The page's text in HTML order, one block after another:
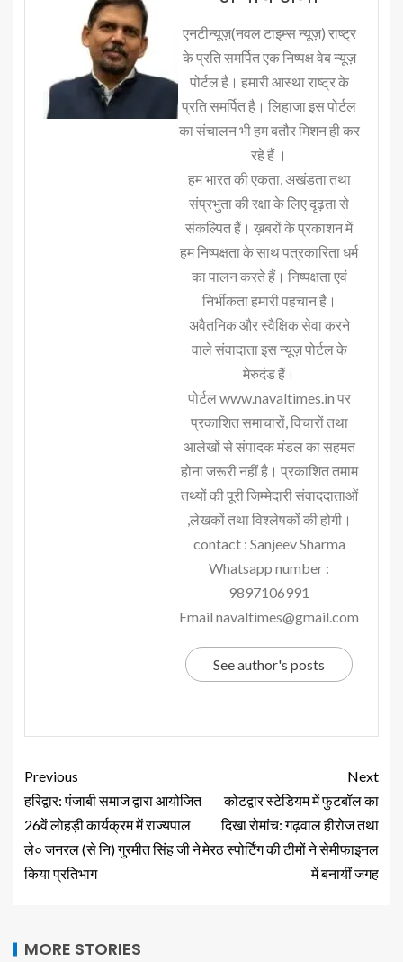
एनटीन्यूज़(नवल टाइम्स न्यूज़) राष्ट्र
के प्रति समर्पित एक निष्पक्ष वेब न्यूज़
पोर्टल है। हमारी आस्था राष्ट्र के
प्रति समर्पित है। लिहाजा इस पोर्टल
का संचालन भी हम बतौर मिशन ही कर
रहे हैं ।
हम भारत की एकता, अखंडता तथा
संप्रभुता की रक्षा के लिए दृढ़ता से
संकल्पित हैं। ख़बरों के प्रकाशन में
हम निष्पक्षता के साथ पत्रकारिता धर्म
का पालन करते हैं। निष्पक्षता एवं
निर्भीकता हमारी पहचान है।
अवैतनिक और स्वैक्षिक सेवा करने
वाले संवादाता इस न्यूज़ पोर्टल के
मेरुदंड हैं।
पोर्टल www.navaltimes.in पर
प्रकाशित समाचारों, विचारों तथा
आलेखों से संपादक मंडल का सहमत
होना जरूरी नहीं है। प्रकाशित तमाम
तथ्यों की पूरी जिम्मेदारी संवाददाताओं
,लेखकों तथा विश्लेषकों की होगी।
contact : Sanjeev Sharma
Whatsapp number :
9897106991
Email navaltimes@gmail.com
See author's posts
Previous
हरिद्वार: पंजाबी समाज द्वारा आयोजित
26वें लोहड़ी कार्यक्रम में राज्यपाल
ले० जनरल (से नि) गुरमीत सिंह जी ने
किया प्रतिभाग
Next
कोटद्वार स्टेडियम में फुटबॉल का
दिखा रोमांच: गढ़वाल हीरोज तथा
मेरठ स्पोर्टिंग की टीमों ने सेमीफाइनल
में बनायीं जगह
MORE STORIES